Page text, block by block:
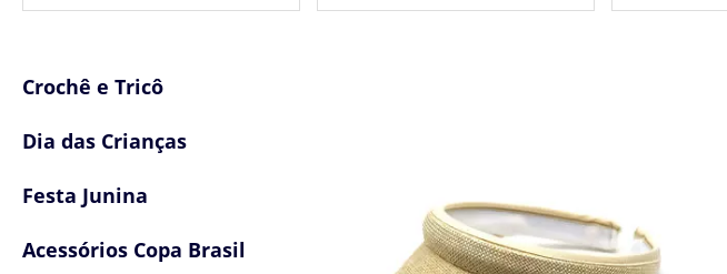
Crochê e Tricô
Dia das Crianças
Festa Junina
Acessórios Copa Brasil